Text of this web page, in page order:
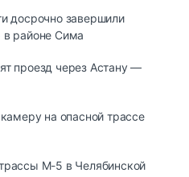
досрочно завершили
в районе Сима
проезд через Астану —
на опасной трассе
М-5 в Челябинской